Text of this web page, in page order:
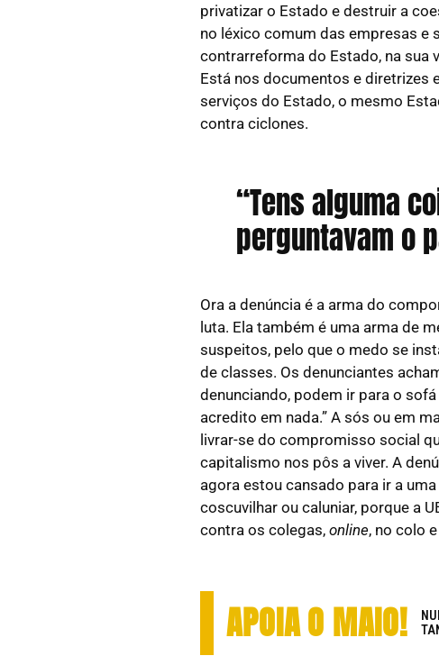
privatizar o Estado e destruir a
no léxico comum das empresas e
contrarreforma do Estado, na sua
Está nos documentos e diretrizes
serviços do Estado, o mesmo
contra ciclones.
“Tens alguma
perguntavam o
Ora a denúncia é a arma do
luta. Ela também é uma arma de
suspeitos, pelo que o medo se
de classes. Os denunciantes
denunciando, podem ir para o
acredito em nada.” A sós ou em
livrar-se do compromisso social
capitalismo nos pôs a viver. A
agora estou cansado para ir a
coscuvilhar ou caluniar, porque a
contra os colegas, online, no colo
APOIA O MAIO!